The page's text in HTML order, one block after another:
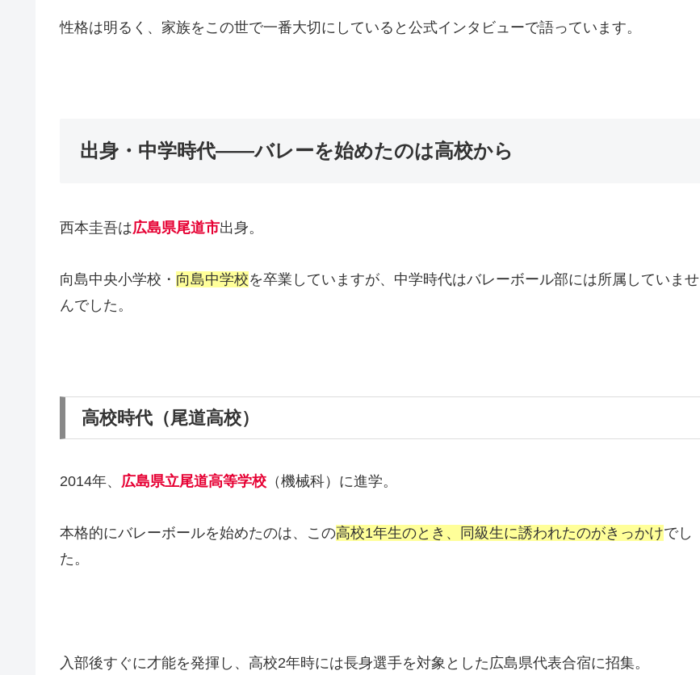
性格は明るく、家族をこの世で一番大切にしていると公式インタビューで語っています。
出身・中学時代——バレーを始めたのは高校から
西本圭吾は広島県尾道市出身。
向島中央小学校・ 向島中学校を卒業していますが、中学時代はバレーボール部には所属していませ
んでした。
高校時代（尾道高校）
2014年、 広島県立尾道高等学校 （機械科）に進学。
本格的にバレーボールを始めたのは、この高校1年生のとき、同級生に誘われたのがきっかけでし
た。
入部後すぐに才能を発揮し、高校2年時には長身選手を対象とした広島県代表合宿に招集。